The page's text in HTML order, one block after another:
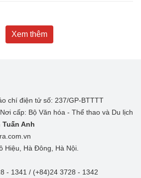
Xem thêm
chí điện tử số: 237/GP-BTTTT
cấp: Bộ Văn hóa - Thể thao và Du lịch
Tuấn Anh
Hiệu, Hà Đông, Hà Nội.
- 1341 / (+84)24 3728 - 1342